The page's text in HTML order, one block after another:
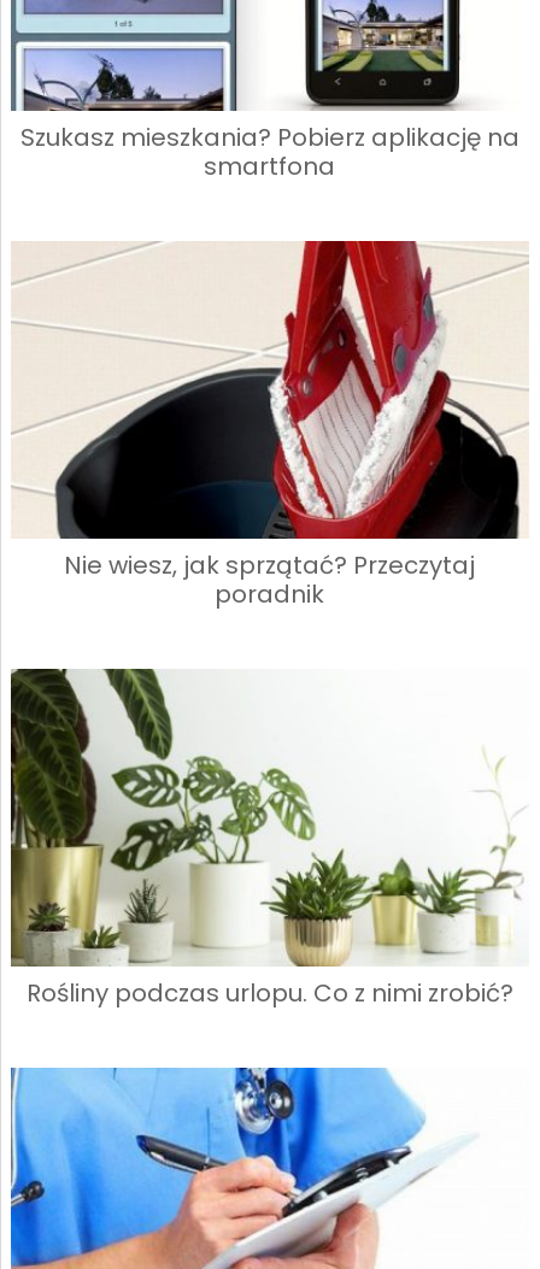
Szukasz mieszkania? Pobierz aplikację na
smartfona
Nie wiesz, jak sprzątać? Przeczytaj
poradnik
Rośliny podczas urlopu. Co z nimi zrobić?